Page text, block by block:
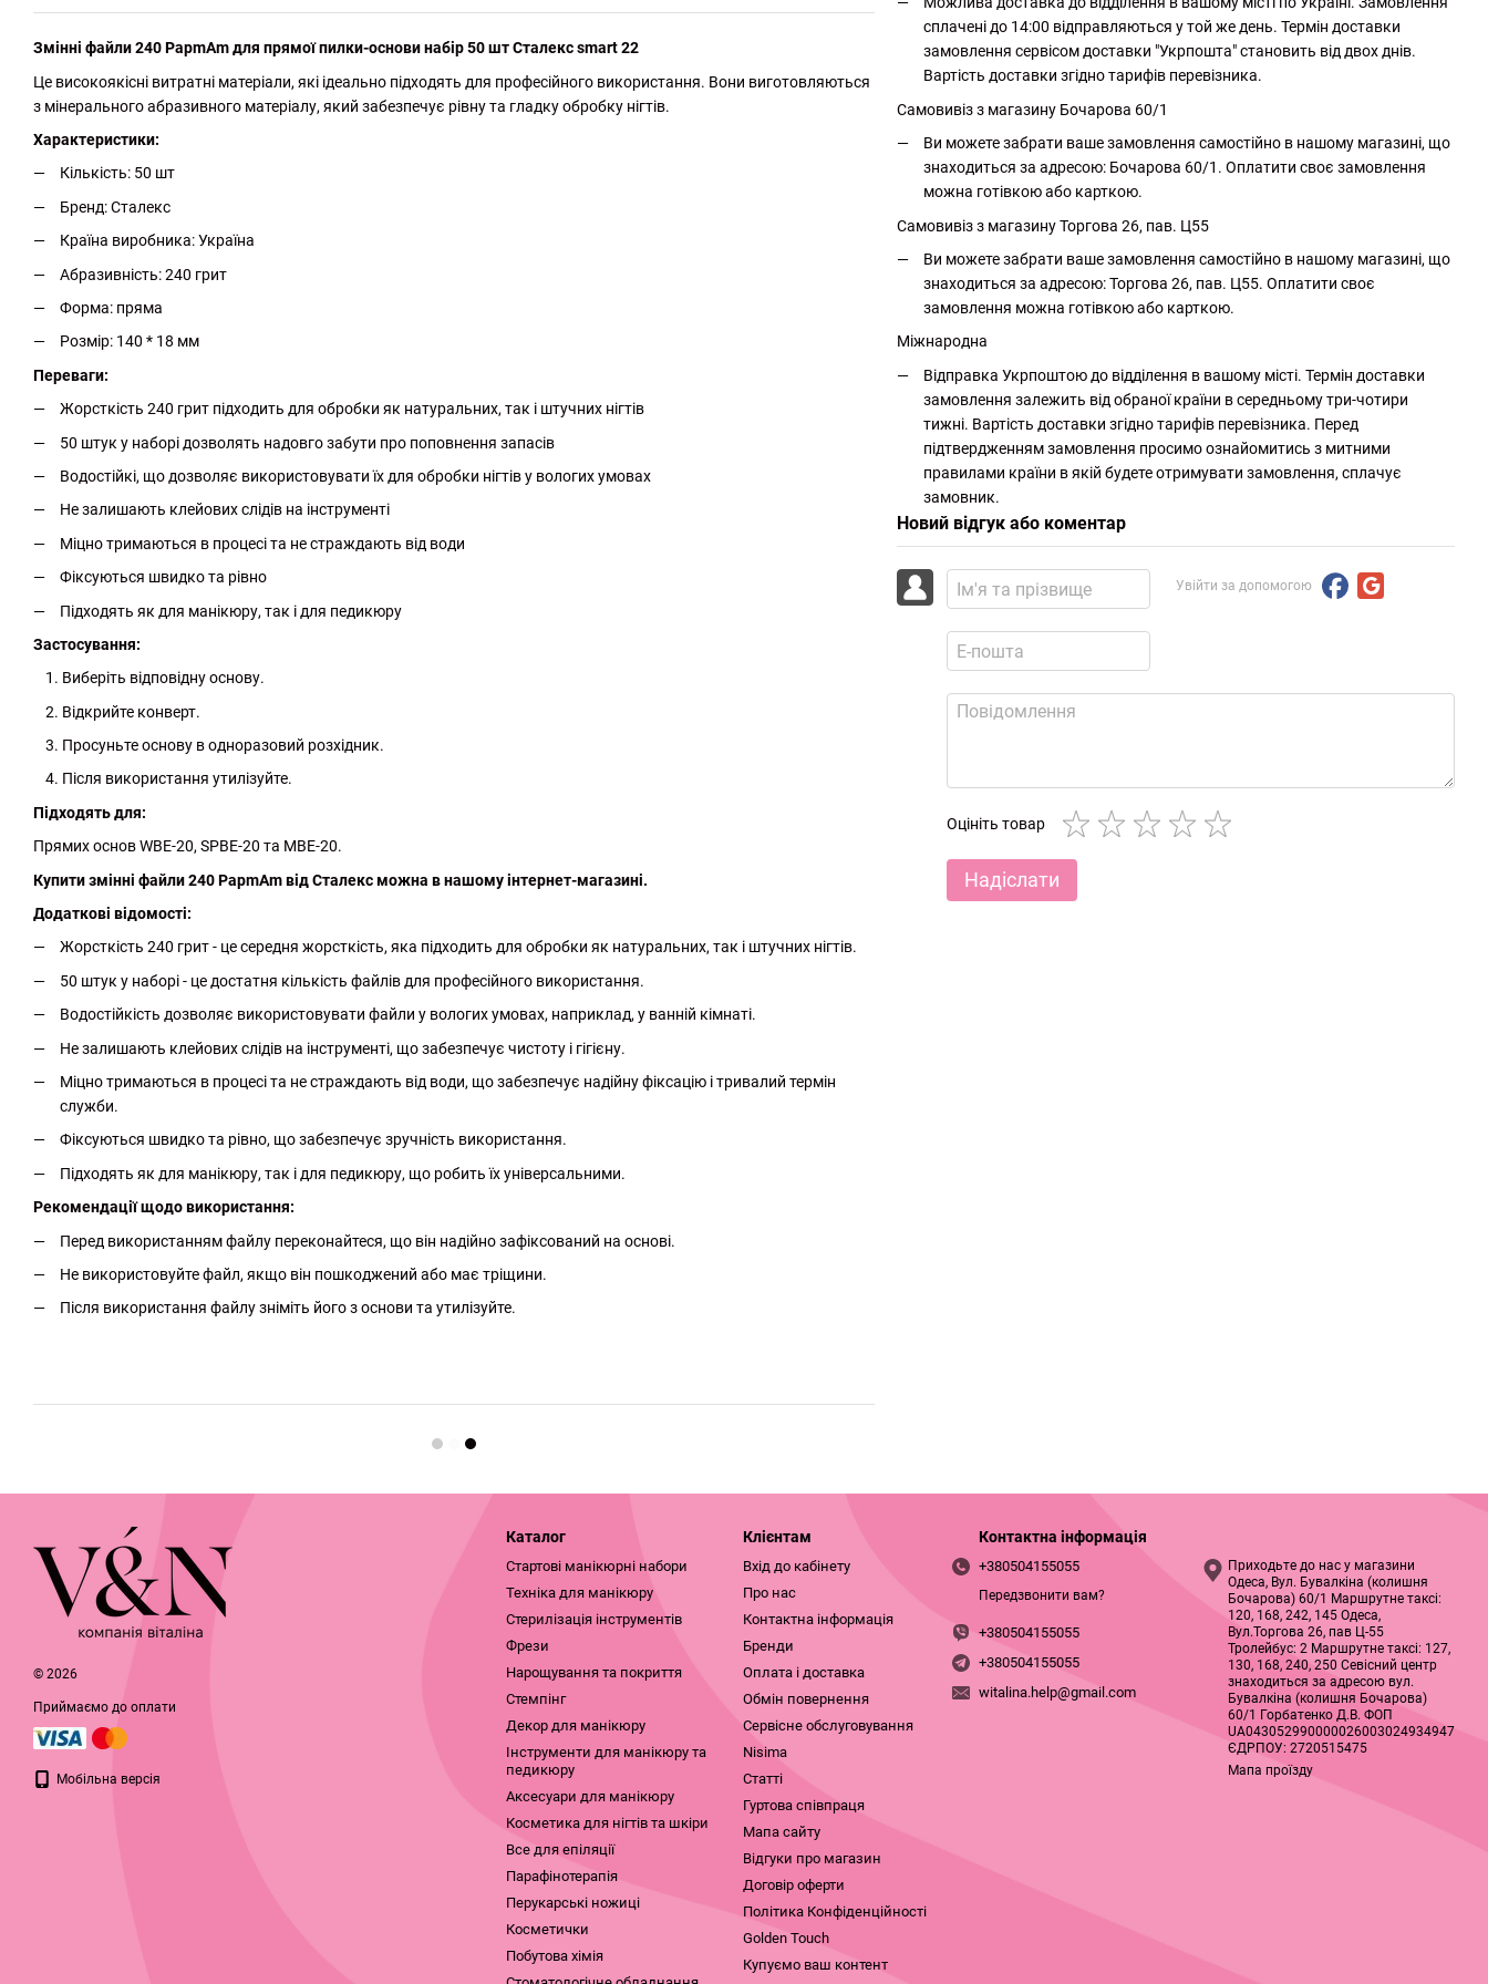
Змінні файли 240 PapmAm для прямої пилки-основи набір 50 шт Сталекс smart 22
Це високоякісні витратні матеріали, які ідеально підходять для професійного використання. Вони виготовляються
з мінерального абразивного матеріалу, який забезпечує рівну та гладку обробку нігтів.
Характеристики:
Кількість: 50 шт
Бренд: Сталекс
Країна виробника: Україна
Абразивність: 240 грит
Форма: пряма
Розмір: 140 * 18 мм
Переваги:
Жорсткість 240 грит підходить для обробки як натуральних, так і штучних нігтів
50 штук у наборі дозволять надовго забути про поповнення запасів
Водостійкі, що дозволяє використовувати їх для обробки нігтів у вологих умовах
Не залишають клейових слідів на інструменті
Міцно тримаються в процесі та не страждають від води
Фіксуються швидко та рівно
Підходять як для манікюру, так і для педикюру
Застосування:
Виберіть відповідну основу.
Відкрийте конверт.
Просуньте основу в одноразовий розхідник.
Після використання утилізуйте.
Підходять для:
Прямих основ WBE-20, SPBE-20 та MBE-20.
Купити змінні файли 240 PapmAm від Сталекс можна в нашому інтернет-магазині.
Додаткові відомості:
Жорсткість 240 грит - це середня жорсткість, яка підходить для обробки як натуральних, так і штучних нігтів.
50 штук у наборі - це достатня кількість файлів для професійного використання.
Водостійкість дозволяє використовувати файли у вологих умовах, наприклад, у ванній кімнаті.
Не залишають клейових слідів на інструменті, що забезпечує чистоту і гігієну.
Міцно тримаються в процесі та не страждають від води, що забезпечує надійну фіксацію і тривалий термін
служби.
Фіксуються швидко та рівно, що забезпечує зручність використання.
Підходять як для манікюру, так і для педикюру, що робить їх універсальними.
Рекомендації щодо використання:
Перед використанням файлу переконайтеся, що він надійно зафіксований на основі.
Не використовуйте файл, якщо він пошкоджений або має тріщини.
Після використання файлу зніміть його з основи та утилізуйте.
сплачені до 14:00 відправляються у той же день. Термін доставки
замовлення сервісом доставки "Укрпошта" становить від двох днів.
Вартість доставки згідно тарифів перевізника.
Самовивіз з магазину Бочарова 60/1
Ви можете забрати ваше замовлення самостійно в нашому магазині, що
знаходиться за адресою: Бочарова 60/1. Оплатити своє замовлення
можна готівкою або карткою.
Самовивіз з магазину Торгова 26, пав. Ц55
Ви можете забрати ваше замовлення самостійно в нашому магазині, що
знаходиться за адресою: Торгова 26, пав. Ц55. Оплатити своє
замовлення можна готівкою або карткою.
Міжнародна
Відправка Укрпоштою до відділення в вашому місті. Термін доставки
замовлення залежить від обраної країни в середньому три-чотири
тижні. Вартість доставки згідно тарифів перевізника. Перед
підтвердженням замовлення просимо ознайомитись з митними
правилами країни в якій будете отримувати замовлення, сплачує
замовник.
Новий відгук або коментар
Увійти за допомогою
Оцініть товар
Надіслати
© 2026
Приймаємо до оплати
Мобільна версія
Каталог
Стартові манікюрні набори
Техніка для манікюру
Стерилізація інструментів
Фрези
Нарощування та покриття
Стемпінг
Декор для манікюру
Інструменти для манікюру та
педикюру
Аксесуари для манікюру
Косметика для нігтів та шкіри
Все для епіляції
Парафінотерапія
Перукарські ножиці
Косметички
Побутова хімія
Клієнтам
Вхід до кабінету
Про нас
Контактна інформація
Бренди
Оплата і доставка
Обмін повернення
Сервісне обслуговування
Nisima
Статті
Гуртова співпраця
Мапа сайту
Відгуки про магазин
Договір оферти
Політика Конфіденційності
Golden Touch
Купуємо ваш контент
Контактна інформація
+380504155055
Передзвонити вам?
+380504155055
+380504155055
witalina.help@gmail.com
Приходьте до нас у магазини
Одеса, Вул. Бувалкіна (колишня
Бочарова) 60/1 Маршрутне таксі:
120, 168, 242, 145 Одеса,
Вул.Торгова 26, пав Ц-55
Тролейбус: 2 Маршрутне таксі: 127,
130, 168, 240, 250 Севісний центр
знаходиться за адресою вул.
Бувалкіна (колишня Бочарова)
60/1 Горбатенко Д.В. ФОП
UA043052990000026003024934947
ЄДРПОУ: 2720515475
Мапа проїзду